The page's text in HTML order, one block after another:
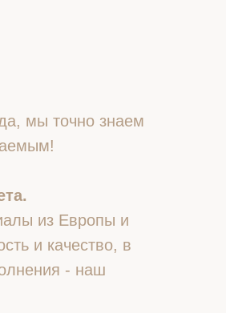
мы точно знаем
из Европы и
и качество, в
- наш